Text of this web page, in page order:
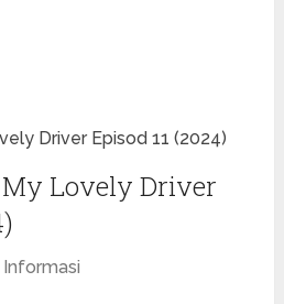
Driver Episod 11 (2024)
Lovely Driver
Informasi